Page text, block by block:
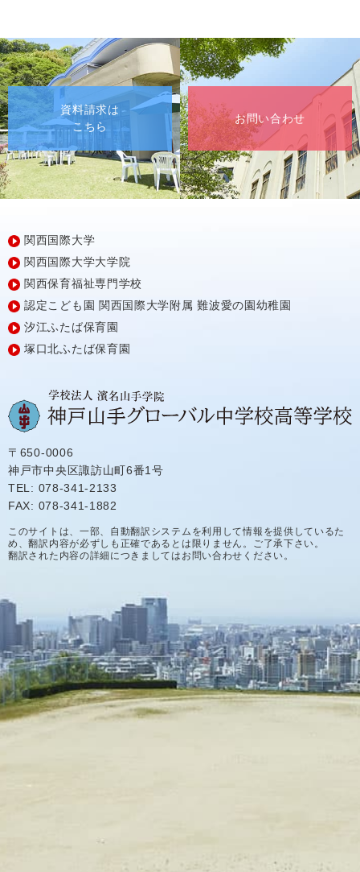
資料請求は
こちら
お問い合わせ
関西国際大学
関西国際大学大学院
関西保育福祉専門学校
認定こども園 関西国際大学附属 難波愛の園幼稚園
汐江ふたば保育園
塚口北ふたば保育園
〒650-0006
神戸市中央区諏訪山町6番1号
TEL: 078-341-2133
FAX: 078-341-1882
このサイトは、一部、自動翻訳システムを利用して情報を提供しているた
め、翻訳内容が必ずしも正確であるとは限りません。ご了承下さい。
翻訳された内容の詳細につきましてはお問い合わせください。